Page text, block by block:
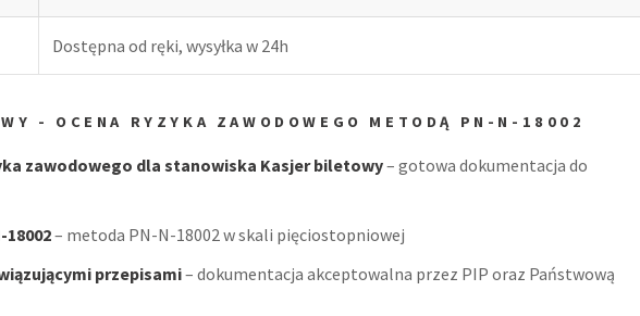
Dostępna od ręki, wysyłka w 24h
- OCENA RYZYKA ZAWODOWEGO METODĄ PN-N-18002
zawodowego dla stanowiska Kasjer biletowy– gotowa dokumentacja do
– metoda PN-N-18002 w skali pięciostopniowej
przepisami– dokumentacja akceptowalna przez PIP oraz Państwową